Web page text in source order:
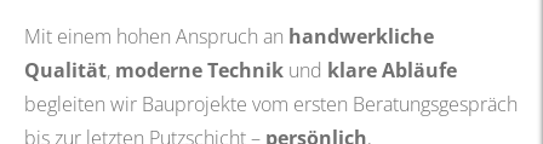
Mit einem hohen Anspruch an handwerkliche
Qualität, moderne Technik und klare Abläufe
begleiten wir Bauprojekte vom ersten Beratungsgespräch
bis zur letzten Putzschicht – persönlich,